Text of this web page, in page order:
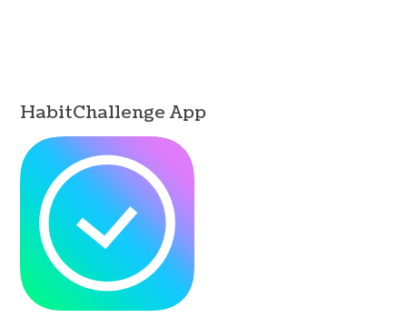
HabitChallenge App